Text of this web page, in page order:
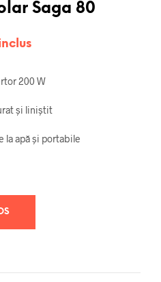
Saga 80
200 W
și liniștit
la apă și portabile